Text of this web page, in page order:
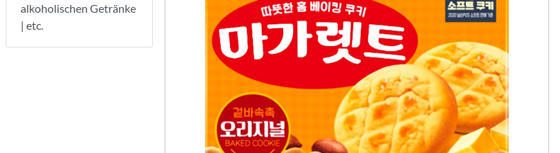
alkoholischen Getränke
| etc.